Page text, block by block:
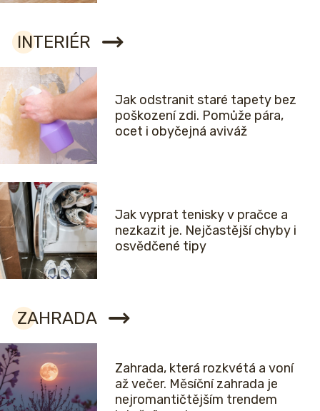
INTERIÉR
Jak odstranit staré tapety bez
poškození zdi. Pomůže pára,
ocet i obyčejná aviváž
Jak vyprat tenisky v pračce a
nezkazit je. Nejčastější chyby i
osvědčené tipy
ZAHRADA
Zahrada, která rozkvétá a voní
až večer. Měsíční zahrada je
nejromantičtějším trendem